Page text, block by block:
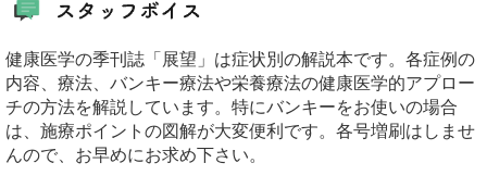
健康医学の季刊誌「展望」は症状別の解説本です。各症例の
内容、療法、バンキー療法や栄養療法の健康医学的アプロー
チの方法を解説しています。特にバンキーをお使いの場合
は、施療ポイントの図解が大変便利です。各号増刷はしませ
んので、お早めにお求め下さい。